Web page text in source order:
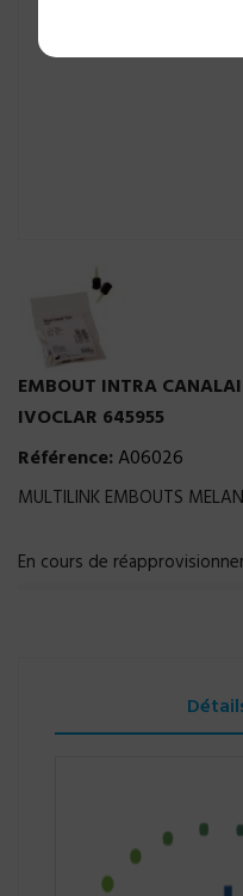
EMBOUT INTRA
IVOCLAR 645955
Référence:A06026
MULTILINK EMBOUTS
En cours de